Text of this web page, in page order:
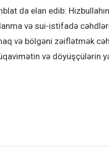
da elan edib:
və sui-istifadə
və bölgəni zəiflətmək
və döyüşçülərin